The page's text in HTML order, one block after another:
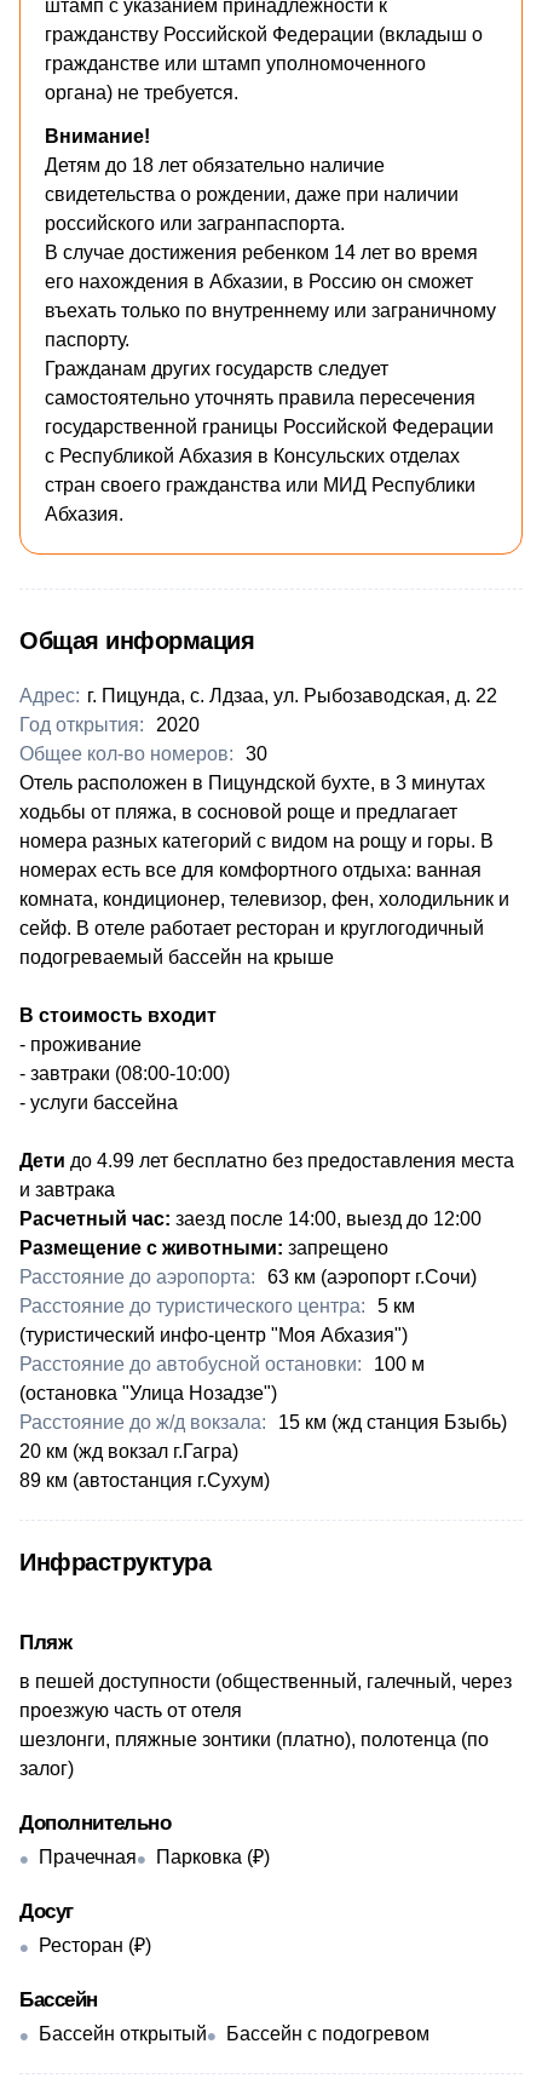
штамп с указанием принадлежности к
гражданству Российской Федерации (вкладыш о
гражданстве или штамп уполномоченного
органа) не требуется.
Внимание!
Детям до 18 лет обязательно наличие
свидетельства о рождении, даже при наличии
российского или загранпаспорта.
В случае достижения ребенком 14 лет во время
его нахождения в Абхазии, в Россию он сможет
въехать только по внутреннему или заграничному
паспорту.
Гражданам других государств следует
самостоятельно уточнять правила пересечения
государственной границы Российской Федерации
с Республикой Абхазия в Консульских отделах
стран своего гражданства или МИД Республики
Абхазия.
Общая информация
Адрес: г. Пицунда, с. Лдзаа, ул. Рыбозаводская, д. 22
Год открытия:
2020
Общее кол-во номеров:
30
​Отель расположен в Пицундской бухте, в 3 минутах
ходьбы от пляжа, в сосновой роще и предлагает
номера разных категорий с видом на рощу и горы. В
номерах есть все для комфортного отдыха: ванная
комната, кондиционер, телевизор, фен, холодильник и
сейф. В отеле работает ресторан и круглогодичный
подогреваемый бассейн на крыше
В стоимость входит
- проживание
- завтраки (08:00-10:00)
- услуги бассейна
Дети до 4.99 лет бесплатно без предоставления места
и завтрака
Расчетный час: заезд после 14:00, выезд до 12:00
Размещение с животными: запрещено
Расстояние до аэропорта:
​63 км (аэропорт г.Сочи)
Расстояние до туристического центра:
​5 км
(туристический инфо-центр "Моя Абхазия")
Расстояние до автобусной остановки:
​100 м
(остановка "Улица Нозадзе")
Расстояние до ж/д вокзала:
​15 км (жд станция Бзыбь)
20 км (жд вокзал г.Гагра)
89 км (автостанция г.Сухум)
Инфраструктура
Пляж
в пешей доступности ​(общественный, галечный, через
проезжую часть от отеля
шезлонги, пляжные зонтики (платно), полотенца (по
залог)
Дополнительно
Прачечная Парковка (₽)
Досуг
Ресторан (₽)
Бассейн
Бассейн открытый Бассейн с подогревом